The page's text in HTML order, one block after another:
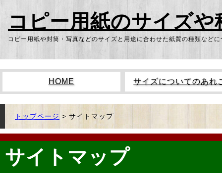
コピー用紙のサイズや
コピー用紙や封筒・写真などのサイズと用途に合わせた紙質の種類などに
HOME サイズについてのあれ
トップページ > サイトマップ
サイトマップ